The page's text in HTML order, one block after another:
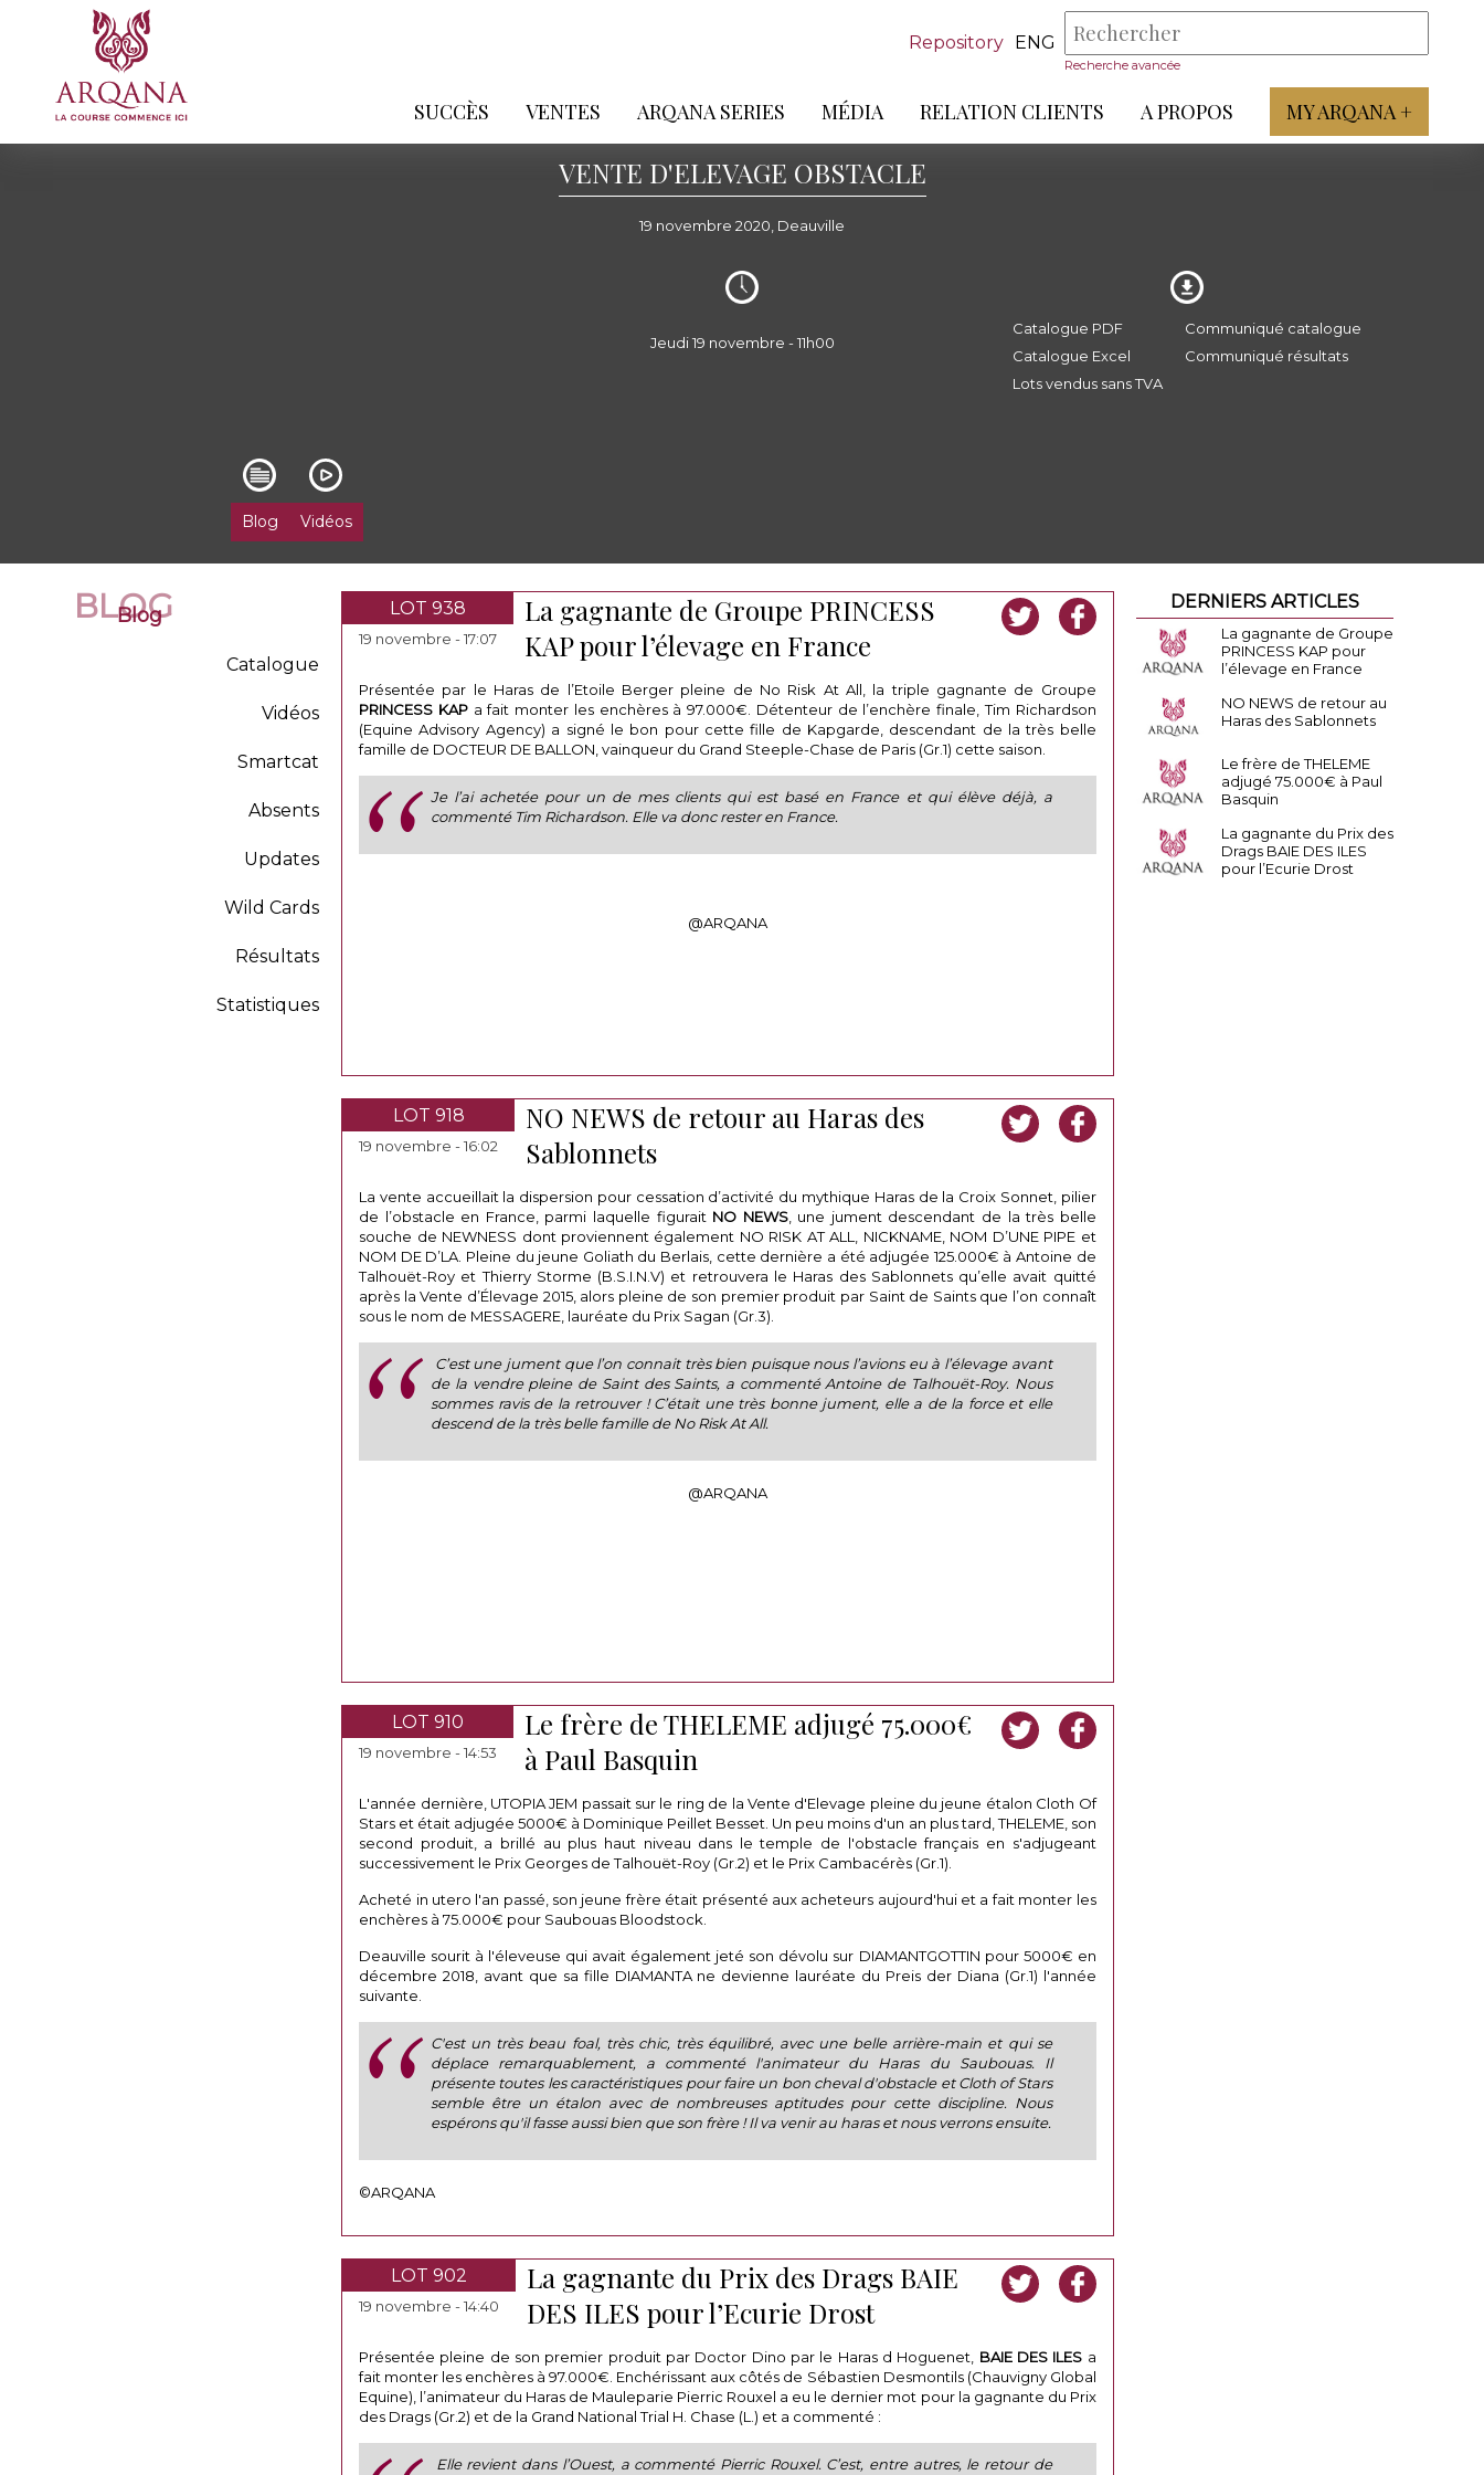
Repository ENG
Recherche avancée
SUCCÈS VENTES ARQANA SERIES MÉDIA RELATION CLIENTS A PROPOS MY ARQANA +
VENTE D'ELEVAGE OBSTACLE
19 novembre 2020, Deauville
Blog Vidéos
Jeudi 19 novembre - 11h00
Catalogue PDF
Catalogue Excel
Lots vendus sans TVA
Communiqué catalogue
Communiqué résultats
BLOG
Blog
Catalogue
Vidéos
Smartcat
Absents
Updates
Wild Cards
Résultats
Statistiques
LOT 938
19 novembre - 17:07
La gagnante de Groupe PRINCESS
KAP pour l’élevage en France
Présentée par le Haras de l’Etoile Berger pleine de No Risk At All, la triple gagnante de Groupe
PRINCESS KAPa fait monter les enchères à 97.000€. Détenteur de l’enchère finale, Tim Richardson
(Equine Advisory Agency) a signé le bon pour cette fille de Kapgarde, descendant de la très belle
famille de DOCTEUR DE BALLON, vainqueur du Grand Steeple-Chase de Paris (Gr.1) cette saison.
Je l’ai achetée pour un de mes clients qui est basé en France et qui élève déjà, a
commenté Tim Richardson. Elle va donc rester en France.
@ARQANA
LOT 918
19 novembre - 16:02
NO NEWS de retour au Haras des
Sablonnets
La vente accueillait la dispersion pour cessation d’activité du mythique Haras de la Croix Sonnet, pilier
de l’obstacle en France, parmi laquelle figurait NO NEWS, une jument descendant de la très belle
souche de NEWNESS dont proviennent également NO RISK AT ALL, NICKNAME, NOM D’UNE PIPE et
NOM DE D’LA. Pleine du jeune Goliath du Berlais, cette dernière a été adjugée 125.000€ à Antoine de
Talhouët-Roy et Thierry Storme (B.S.I.N.V) et retrouvera le Haras des Sablonnets qu’elle avait quitté
après la Vente d’Élevage 2015, alors pleine de son premier produit par Saint de Saints que l’on connaît
sous le nom de MESSAGERE, lauréate du Prix Sagan (Gr.3).
C’est une jument que l’on connait très bien puisque nous l’avions eu à l’élevage avant
de la vendre pleine de Saint des Saints, a commenté Antoine de Talhouët-Roy. Nous
sommes ravis de la retrouver ! C’était une très bonne jument, elle a de la force et elle
descend de la très belle famille de No Risk At All.
@ARQANA
LOT 910
19 novembre - 14:53
Le frère de THELEME adjugé 75.000€
à Paul Basquin
L'année dernière, UTOPIA JEM passait sur le ring de la Vente d'Elevage pleine du jeune étalon Cloth Of
Stars et était adjugée 5000€ à Dominique Peillet Besset. Un peu moins d'un an plus tard, THELEME, son
second produit, a brillé au plus haut niveau dans le temple de l'obstacle français en s'adjugeant
successivement le Prix Georges de Talhouët-Roy (Gr.2) et le Prix Cambacérès (Gr.1).
Acheté in utero l'an passé, son jeune frère était présenté aux acheteurs aujourd'hui et a fait monter les
enchères à 75.000€ pour Saubouas Bloodstock.
Deauville sourit à l'éleveuse qui avait également jeté son dévolu sur DIAMANTGOTTIN pour 5000€ en
décembre 2018, avant que sa fille DIAMANTA ne devienne lauréate du Preis der Diana (Gr.1) l'année
suivante.
C'est un très beau foal, très chic, très équilibré, avec une belle arrière-main et qui se
déplace remarquablement, a commenté l'animateur du Haras du Saubouas. Il
présente toutes les caractéristiques pour faire un bon cheval d'obstacle et Cloth of Stars
semble être un étalon avec de nombreuses aptitudes pour cette discipline. Nous
espérons qu'il fasse aussi bien que son frère ! Il va venir au haras et nous verrons ensuite.
©ARQANA
LOT 902
19 novembre - 14:40
La gagnante du Prix des Drags BAIE
DES ILES pour l’Ecurie Drost
Présentée pleine de son premier produit par Doctor Dino par le Haras d Hoguenet, BAIE DES ILES a
fait monter les enchères à 97.000€. Enchérissant aux côtés de Sébastien Desmontils (Chauvigny Global
Equine), l’animateur du Haras de Mauleparie Pierric Rouxel a eu le dernier mot pour la gagnante du Prix
des Drags (Gr.2) et de la Grand National Trial H. Chase (L.) et a commenté :
Elle revient dans l’Ouest, a commenté Pierric Rouxel. C’est, entre autres, le retour de
DERNIERS ARTICLES
La gagnante de Groupe
PRINCESS KAP pour
l’élevage en France
NO NEWS de retour au
Haras des Sablonnets
Le frère de THELEME
adjugé 75.000€ à Paul
Basquin
La gagnante du Prix des
Drags BAIE DES ILES
pour l’Ecurie Drost